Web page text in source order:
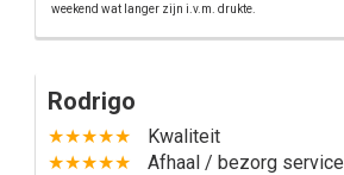
weekend wat langer zijn i.v.m. drukte.
Rodrigo
★★★★★
Kwaliteit
★★★★★
Afhaal / bezorg service